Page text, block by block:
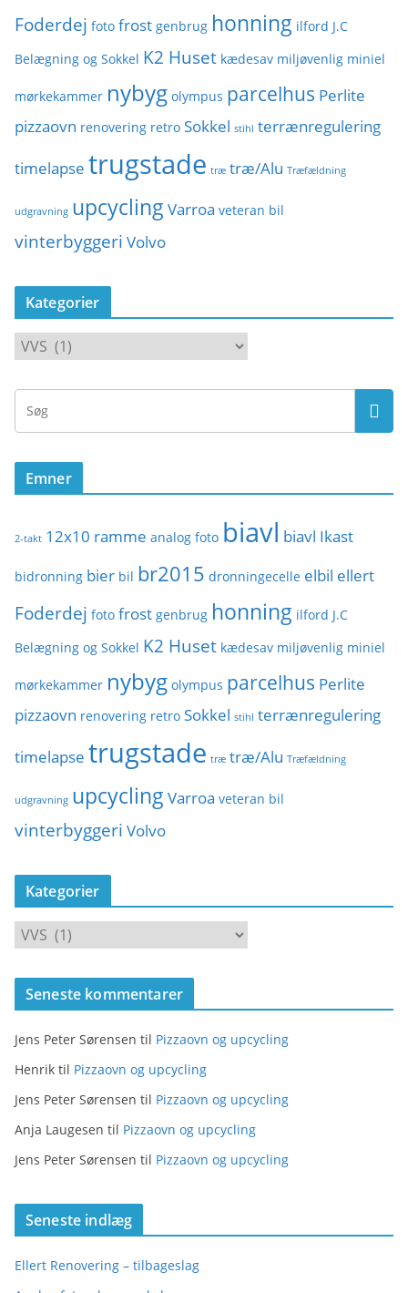
Foderdej foto frost genbrug honning ilford J.C
Belægning og Sokkel K2 Huset kædesav miljøvenlig miniel
mørkekammer nybyg olympus parcelhus Perlite
pizzaovn renovering retro Sokkel stihl terrænregulering
timelapse trugstade træ træ/Alu Træfældning
udgravning upcycling Varroa veteran bil
vinterbyggeri Volvo
Kategorier
K
a
t
g
r
Emner
2-takt 12x10 ramme analog foto biavl biavl Ikast
bidronning bier bil br2015 dronningecelle elbil ellert
Foderdej foto frost genbrug honning ilford J.C
Belægning og Sokkel K2 Huset kædesav miljøvenlig miniel
mørkekammer nybyg olympus parcelhus Perlite
pizzaovn renovering retro Sokkel stihl terrænregulering
timelapse trugstade træ træ/Alu Træfældning
udgravning upcycling Varroa veteran bil
vinterbyggeri Volvo
Kategorier
K
a
t
o
r
i
r
Seneste kommentarer
Jens Peter Sørensen til Pizzaovn og upcycling
Henrik til Pizzaovn og upcycling
Jens Peter Sørensen til Pizzaovn og upcycling
Anja Laugesen til Pizzaovn og upcycling
Jens Peter Sørensen til Pizzaovn og upcycling
Seneste indlæg
Ellert Renovering – tilbageslag